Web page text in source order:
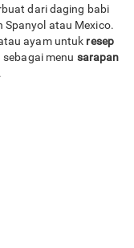
dari daging babi
atau Mexico.
ayam untuk resep
menu sarapan